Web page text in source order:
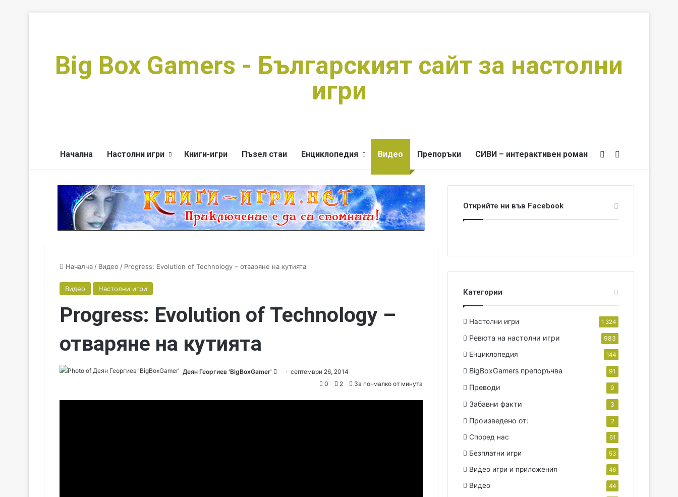
Big Box Gamers - Българският сайт за настолни
игри
Начална Настолни игри Книги-игри Пъзел стаи Енциклопедия Видео Препоръки СИВИ – интерактивен роман Switch skin
Начална / Видео / Progress: Evolution of Technology – отваряне на кутията
Видео Настолни игри
Progress: Evolution of Technology –
отваряне на кутията
Деян Георгиев 'BigBoxGamer'
септември 26, 2014
0
2 За по-малко от минута
Открийте ни във Facebook
Категории
Настолни игри 1 324
Ревюта на настолни игри 983
Енциклопедия 144
BigBoxGamers препоръчва 91
Преводи 9
Забавни факти 3
Произведено от: 2
Според нас 61
Безплатни игри 53
Видео игри и приложения 46
Видео 44